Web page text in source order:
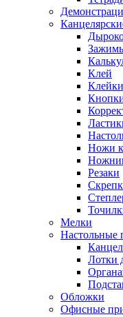
Клей
Ножи
Резаки
Мелки
Настольные
Лотки
Обложки
Офисные